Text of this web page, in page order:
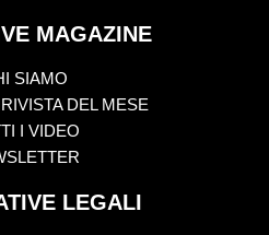
MAGAZINE
SIAMO
DEL MESE
I VIDEO
LEGALI